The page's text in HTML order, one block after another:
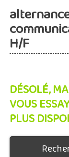
H/F
DÉSOLÉ,
VOUS
PLUS